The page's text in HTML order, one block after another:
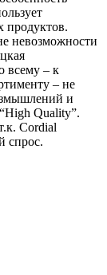
продуктов.
невозможности
всему – к
– не
и
Quality”.
Cordial
спрос.